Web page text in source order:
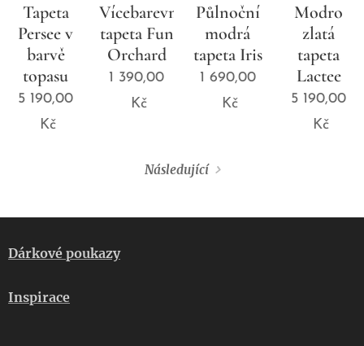
Tapeta
Persee v
barvě
topasu
5 190,00
Kč
Vícebarevná
tapeta Fun
Orchard
1 390,00
Kč
Půlnoční
modrá
tapeta Iris
1 690,00
Kč
Modro
zlatá
tapeta
Lactee
5 190,00
Kč
Následující
Dárkové poukazy
Inspirace